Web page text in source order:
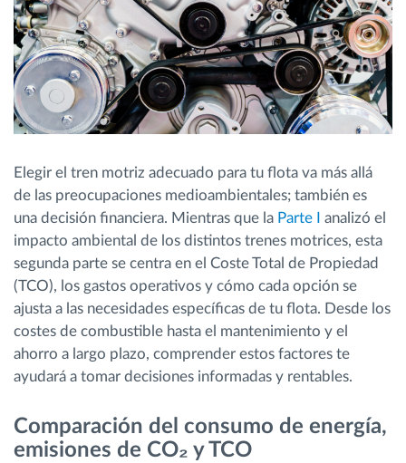
¿Cómo podemos ayudar en el control de la
actividad de su flota?
Calculadora de ahorro
Elegir el tren motriz adecuado para tu flota va más allá
de las preocupaciones medioambientales; también es
una decisión financiera. Mientras que la Parte I
analizó el
impacto ambiental de los distintos trenes motrices, esta
segunda parte se centra en el Coste Total de Propiedad
(TCO), los gastos operativos y cómo cada opción se
ajusta a las necesidades específicas de tu flota. Desde los
costes de combustible hasta el mantenimiento y el
ahorro a largo plazo, comprender estos factores te
ayudará a tomar decisiones informadas y rentables.
Comparación del consumo de energía,
emisiones de CO₂ y TCO